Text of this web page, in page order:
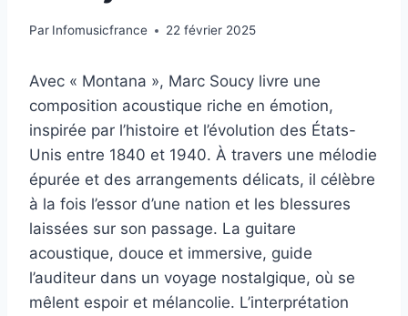
Par Infomusicfrance 22 février 2025
Avec « Montana », Marc Soucy livre une
composition acoustique riche en émotion,
inspirée par l’histoire et l’évolution des États-
Unis entre 1840 et 1940. À travers une mélodie
épurée et des arrangements délicats, il célèbre
à la fois l’essor d’une nation et les blessures
laissées sur son passage. La guitare
acoustique, douce et immersive, guide
l’auditeur dans un voyage nostalgique, où se
mêlent espoir et mélancolie. L’interprétation